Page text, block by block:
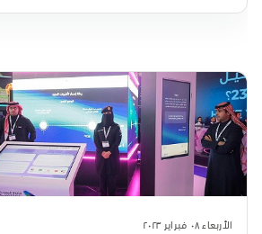
الأربعاء ٠٨ فبراير ٢٠٢٣